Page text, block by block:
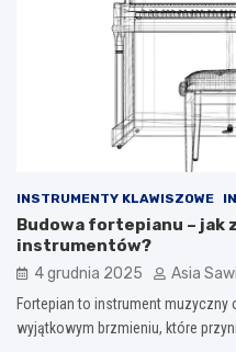
INSTRUMENTY KLAWISZOWE
Budowa fortepianu – jak
instrumentów?
4 grudnia 2025 Asia
Fortepian to instrument muzyczny
wyjątkowym brzmieniu, które